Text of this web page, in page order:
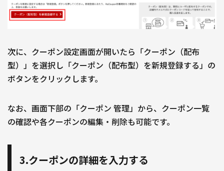
次に、クーポン設定画面が開いたら「クーポン（配布
型）」を選択し「クーポン（配布型）を新規登録する」の
ボタンをクリックします。
なお、画面下部の「クーポン 管理」から、クーポン一覧
の確認や各クーポンの編集・削除も可能です。
3.クーポンの詳細を入力する